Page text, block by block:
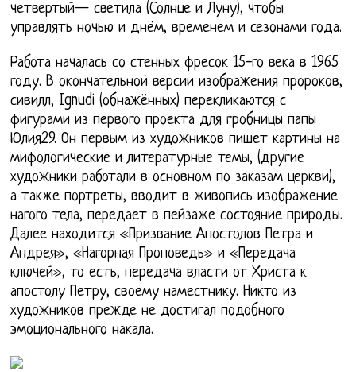
четвертый— светила (Солнце и Луну), чтобы
управлять ночью и днём, временем и сезонами года.
Работа началась со стенных фресок 15-го века в 1965
году. В окончательной версии изображения пророков,
сивилл, Ignudi (обнажённых) перекликаются с
фигурами из первого проекта для гробницы папы
Юлия29. Он первым из художников пишет картины на
мифологические и литературные темы, (другие
художники работали в основном по заказам церкви),
а также портреты, вводит в живопись изображение
нагого тела, передает в пейзаже состояние природы.
Далее находится «Призвание Апостолов Петра и
Андрея», «Нагорная Проповедь» и «Передача
ключей», то есть, передача власти от Христа к
апостолу Петру, своему наместнику. Никто из
художников прежде не достигал подобного
эмоционального накала.